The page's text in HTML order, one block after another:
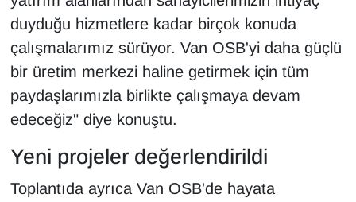
duyduğu hizmetlere kadar birçok konuda
çalışmalarımız sürüyor. Van OSB'yi daha güçlü
bir üretim merkezi haline getirmek için tüm
paydaşlarımızla birlikte çalışmaya devam
edeceğiz" diye konuştu.
Yeni projeler değerlendirildi
Toplantıda ayrıca Van OSB'de hayata